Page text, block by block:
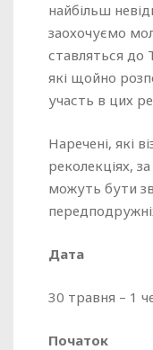
найбільш
заохочуємо
ставляться до
які щойно
участь в цих
Наречені, які
реколекціях,
можуть бути
Дата
30 травня – 1
Початок